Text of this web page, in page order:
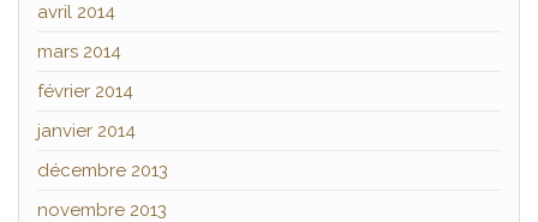
avril 2014
mars 2014
février 2014
janvier 2014
décembre 2013
novembre 2013